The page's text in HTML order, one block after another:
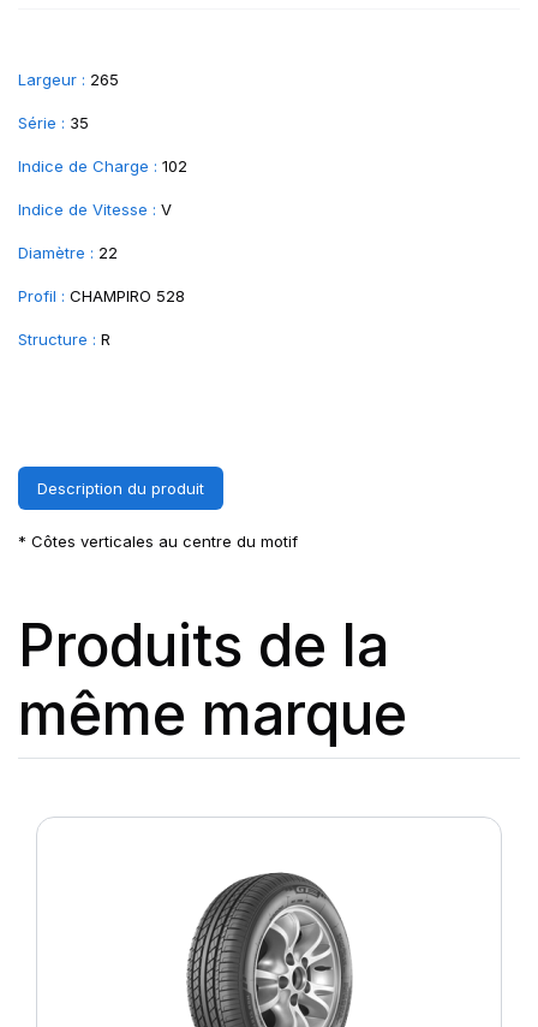
Largeur : 265
Série : 35
Indice de Charge : 102
Indice de Vitesse : V
Diamètre : 22
Profil : CHAMPIRO 528
Structure : R
Description du produit
* Côtes verticales au centre du motif
Produits de la
même marque